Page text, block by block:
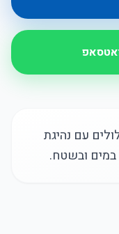
עם נהיגת
ובשטח.